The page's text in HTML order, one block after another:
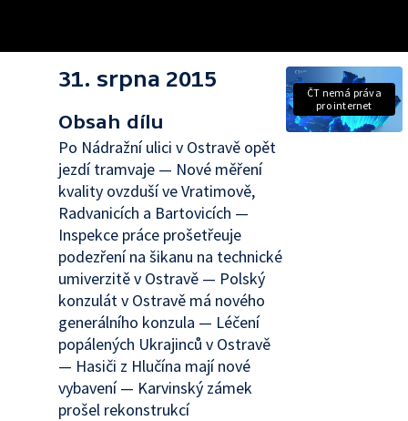
31. srpna 2015
Obsah dílu
Po Nádražní ulici v Ostravě opět
jezdí tramvaje — Nové měření
kvality ovzduší ve Vratimově,
Radvanicích a Bartovicích —
Inspekce práce prošetřeuje
podezření na šikanu na technické
umiverzitě v Ostravě — Polský
konzulát v Ostravě má nového
generálního konzula — Léčení
popálených Ukrajinců v Ostravě
— Hasiči z Hlučína mají nové
vybavení — Karvinský zámek
prošel rekonstrukcí
ČT nemá práva
pro internet